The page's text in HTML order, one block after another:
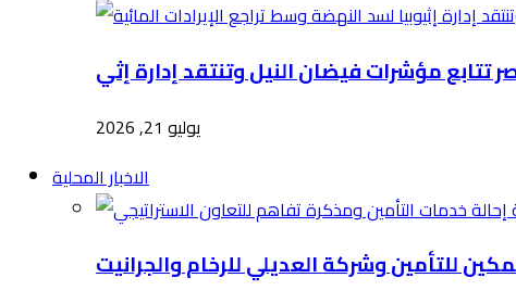
يوليو 21, 2026
الاخبار المحلية